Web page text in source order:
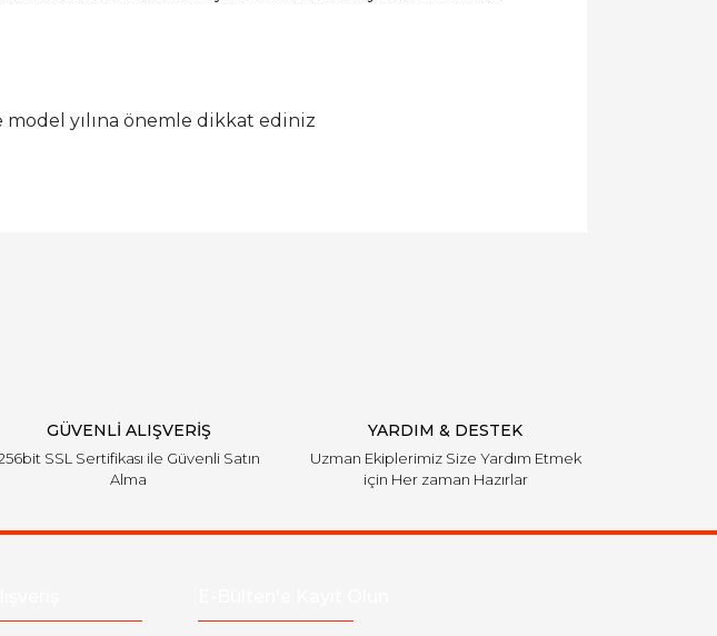
model yılına önemle dikkat ediniz
GÜVENLİ ALIŞVERİŞ
SSL Sertifikası ile Güvenli Satın
Alma
YARDIM & DESTEK
Uzman Ekiplerimiz Size Yardım Etmek
için Her zaman Hazırlar